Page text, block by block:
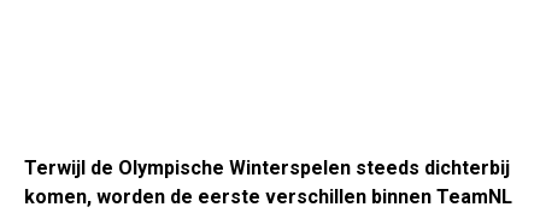
Terwijl de Olympische Winterspelen steeds dichterbij
komen, worden de eerste verschillen binnen TeamNL